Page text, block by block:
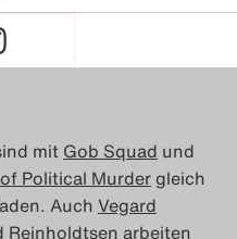
Blog
Blog
mit Gob Squad und
Political Murdergleich
Auch Vegard
Reinholdtsen arbeiten